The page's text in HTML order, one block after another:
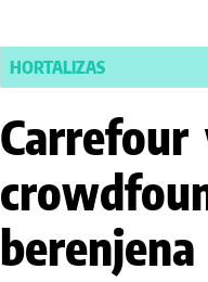
HORTALIZAS
Carrefour